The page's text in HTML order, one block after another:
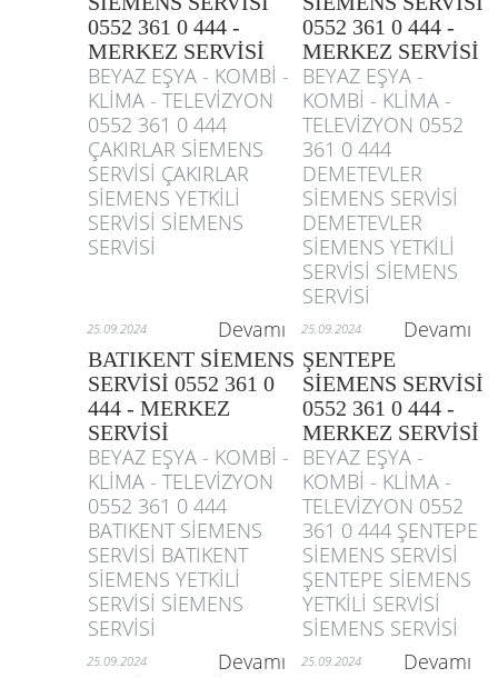
0552 361 0 444 -
MERKEZ SERVİSİ
0552 361 0 444 -
MERKEZ SERVİSİ
BEYAZ EŞYA - KOMBİ -
KLİMA - TELEVİZYON
0552 361 0 444
ÇAKIRLAR SİEMENS
SERVİSİ ÇAKIRLAR
SİEMENS YETKİLİ
SERVİSİ SİEMENS
SERVİSİ
BEYAZ EŞYA -
KOMBİ - KLİMA -
TELEVİZYON 0552
361 0 444
DEMETEVLER
SİEMENS SERVİSİ
DEMETEVLER
SİEMENS YETKİLİ
SERVİSİ SİEMENS
SERVİSİ
25.09.2024 Devamı 25.09.2024 Devamı
BATIKENT SİEMENS
SERVİSİ 0552 361 0
444 - MERKEZ
SERVİSİ
ŞENTEPE
SİEMENS SERVİSİ
0552 361 0 444 -
MERKEZ SERVİSİ
BEYAZ EŞYA - KOMBİ -
KLİMA - TELEVİZYON
0552 361 0 444
BATIKENT SİEMENS
SERVİSİ BATIKENT
SİEMENS YETKİLİ
SERVİSİ SİEMENS
SERVİSİ
BEYAZ EŞYA -
KOMBİ - KLİMA -
TELEVİZYON 0552
361 0 444 ŞENTEPE
SİEMENS SERVİSİ
ŞENTEPE SİEMENS
YETKİLİ SERVİSİ
SİEMENS SERVİSİ
25.09.2024 Devamı 25.09.2024 Devamı